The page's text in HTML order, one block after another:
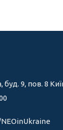
буд. 9, пов. 8